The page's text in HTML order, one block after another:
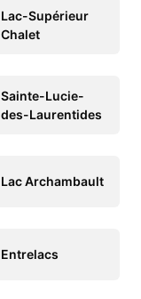
Lac-Supérieur
Chalet
Sainte-Lucie-
des-Laurentides
Lac Archambault
Entrelacs